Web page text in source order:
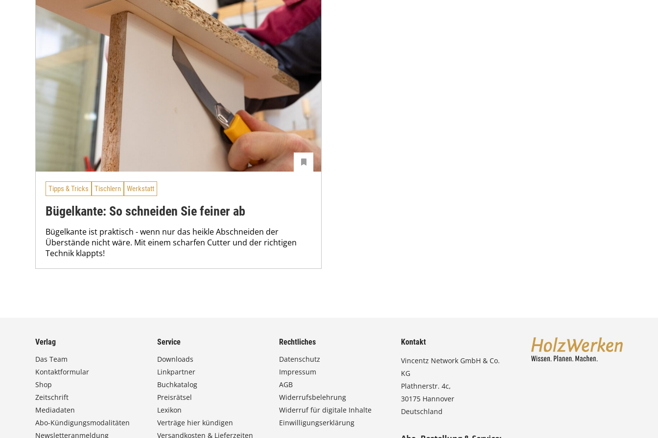
Tipps & Tricks Tischlern Werkstatt
Bügelkante: So schneiden Sie feiner ab
Bügelkante ist praktisch - wenn nur das heikle Abschneiden der
Überstände nicht wäre. Mit einem scharfen Cutter und der richtigen
Technik klappts!
Verlag
Das Team
Kontaktformular
Shop
Zeitschrift
Mediadaten
Abo-Kündigungsmodalitäten
Newsletteranmeldung
Service
Downloads
Linkpartner
Buchkatalog
Preisrätsel
Lexikon
Verträge hier kündigen
Versandkosten & Lieferzeiten
Rechtliches
Datenschutz
Impressum
AGB
Widerrufsbelehrung
Widerruf für digitale Inhalte
Einwilligungserklärung
Kontakt
Vincentz Network GmbH & Co.
KG
Plathnerstr. 4c,
30175 Hannover
Deutschland